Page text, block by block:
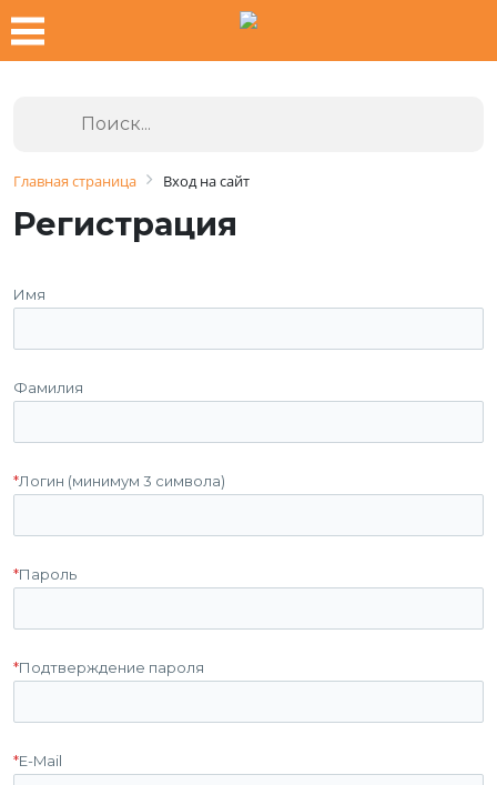
Главная страница Вход на сайт
Регистрация
Имя
Фамилия
*Логин (минимум 3 символа)
*Пароль
*Подтверждение пароля
*E-Mail